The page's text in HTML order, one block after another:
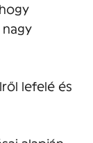
lefelé és